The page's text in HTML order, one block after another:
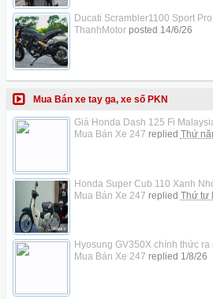
Ducati Scrambler1100 Sport
ThanhMotorposted 14/6/26
Mua Bán xe tay ga, xe số PKN
Giá Honda Dash 125 Fi
Mua Bán Xe 247 replied Thứ
Honda Super Cub 110 Xanh
Mua Bán Xe 247 replied Thứ tư
Hyosung GV350X chính thức ra
Mua Bán Xe 247 replied 1/8/26